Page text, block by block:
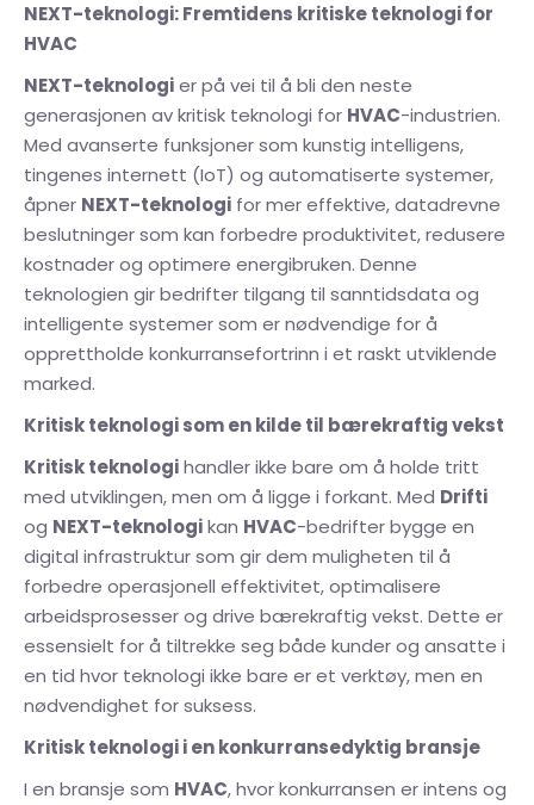
NEXT-teknologi: Fremtidens kritiske teknologi for
HVAC
NEXT-teknologier på vei til å bli den neste
generasjonen av kritisk teknologi for HVAC-industrien.
Med avanserte funksjoner som kunstig intelligens,
tingenes internett (IoT) og automatiserte systemer,
åpner NEXT-teknologi for mer effektive, datadrevne
beslutninger som kan forbedre produktivitet, redusere
kostnader og optimere energibruken. Denne
teknologien gir bedrifter tilgang til sanntidsdata og
intelligente systemer som er nødvendige for å
opprettholde konkurransefortrinn i et raskt utviklende
marked.
Kritisk teknologi som en kilde til bærekraftig vekst
Kritisk teknologihandler ikke bare om å holde tritt
med utviklingen, men om å ligge i forkant. Med Drifti
og NEXT-teknologikan HVAC-bedrifter bygge en
digital infrastruktur som gir dem muligheten til å
forbedre operasjonell effektivitet, optimalisere
arbeidsprosesser og drive bærekraftig vekst. Dette er
essensielt for å tiltrekke seg både kunder og ansatte i
en tid hvor teknologi ikke bare er et verktøy, men en
nødvendighet for suksess.
Kritisk teknologi i en konkurransedyktig bransje
I en bransje som HVAC, hvor konkurransen er intens og